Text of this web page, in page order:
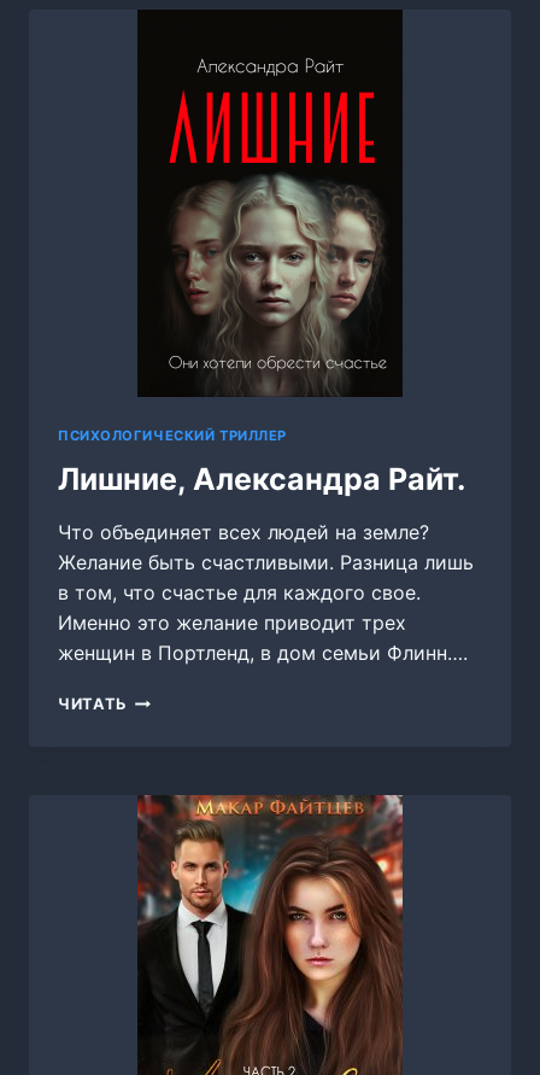
АЛЯ
ПСИХОЛОГИЧЕСКИЙ ТРИЛЛЕР
Лишние, Александра Райт.
Что объединяет всех людей на земле?
Желание быть счастливыми. Разница лишь
в том, что счастье для каждого свое.
Именно это желание приводит трех
женщин в Портленд, в дом семьи Флинн….
ЧИТАТЬ ЛИШНИЕ,